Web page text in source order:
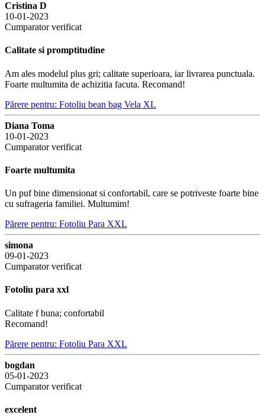
Cristina D
10-01-2023
Cumparator verificat
Calitate si promptitudine
Am ales modelul plus gri; calitate superioara, iar livrarea punctuala.
Foarte multumita de achizitia facuta. Recomand!
Părere pentru: Fotoliu bean bag Vela XL
Diana Toma
10-01-2023
Cumparator verificat
Foarte multumita
Un puf bine dimensionat si confortabil, care se potriveste foarte bine
cu sufrageria familiei. Multumim!
Părere pentru: Fotoliu Para XXL
simona
09-01-2023
Cumparator verificat
Fotoliu para xxl
Calitate f buna; confortabil
Recomand!
Părere pentru: Fotoliu Para XXL
bogdan
05-01-2023
Cumparator verificat
excelent